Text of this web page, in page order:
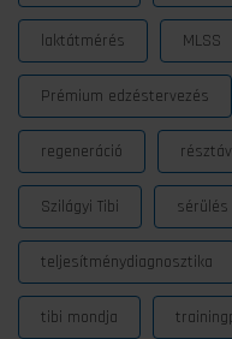
laktátmérés MLSS
Prémium edzéstervezés
regeneráció résztáv
Szilágyi Tibi sérülés
teljesítménydiagnosztika
tibi mondja